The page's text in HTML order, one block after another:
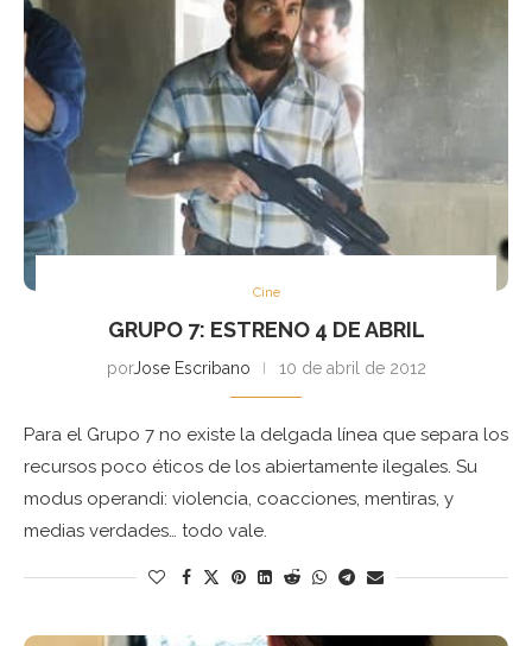
Cine
GRUPO 7: ESTRENO 4 DE ABRIL
porJose Escribano 10 de abril de 2012
Para el Grupo 7 no existe la delgada línea que separa los
recursos poco éticos de los abiertamente ilegales. Su
modus operandi: violencia, coacciones, mentiras, y
medias verdades… todo vale.